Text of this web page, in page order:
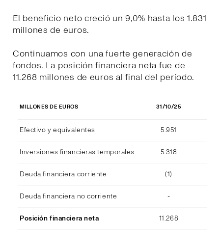
El beneficio neto creció un 9,0% hasta los 1.831
millones de euros.
Continuamos con una fuerte generación de
fondos. La posición financiera neta fue de
11.268 millones de euros al final del período.
MILLONES DE EUROS 31/10/25
Efectivo y equivalentes 5.951
Inversiones financieras temporales 5.318
Deuda financiera corriente (1)
Deuda financiera no corriente -
Posición financiera neta 11.268